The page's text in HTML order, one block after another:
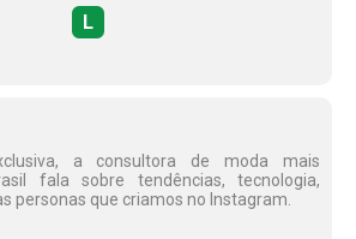
L
a consultora de moda mais
fala sobre tendências, tecnologia,
personas que criamos no Instagram.